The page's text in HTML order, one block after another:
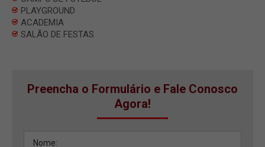
PLAYGROUND
ACADEMIA
SALÃO DE FESTAS
Preencha o Formulário e Fale Conosco
Agora!